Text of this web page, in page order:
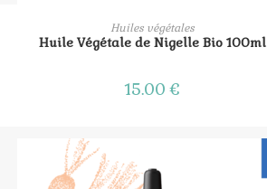
AJOUTER AU PANIER
Huiles végétales
Huile Végétale de Nigelle Bio 100ml
15.00€